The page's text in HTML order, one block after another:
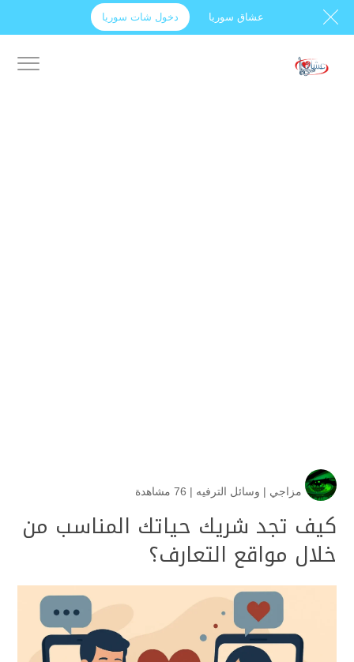
عشاق سوريا دخول شات سوريا
مزاجي | وسائل الترفيه | 76 مشاهدة
كيف تجد شريك حياتك المناسب من
خلال مواقع التعارف؟